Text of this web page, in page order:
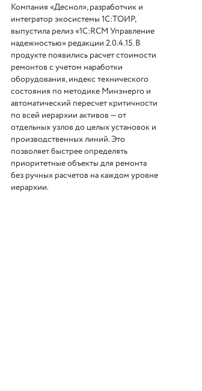
Компания «Деснол», разработчик и
интегратор экосистемы 1С:ТОИР,
выпустила релиз «1С:RCM Управление
надежностью» редакции 2.0.4.15. В
продукте появились расчет стоимости
ремонтов с учетом наработки
оборудования, индекс технического
состояния по методике Минэнерго и
автоматический пересчет критичности
по всей иерархии активов — от
отдельных узлов до целых установок и
производственных линий. Это
позволяет быстрее определять
приоритетные объекты для ремонта
без ручных расчетов на каждом уровне
иерархии.